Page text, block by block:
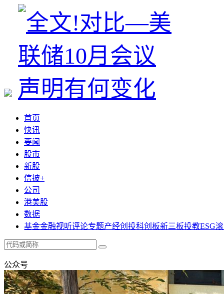
首页
快讯
要闻
股市
新股
信披+
公司
港美股
数据
基金金融视听评论专题产经创投科创板新三板投教ESG
公众号